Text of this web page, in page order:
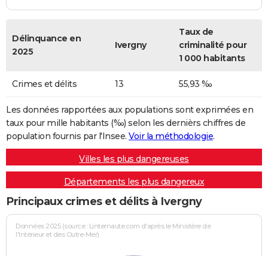
Délinquance en
2025
Ivergny
Taux de
criminalité pour
1 000 habitants
Crimes et délits 13 55,93 ‰
Les données rapportées aux populations sont exprimées en
taux pour mille habitants (‰) selon les dernièrs chiffres de
population fournis par l'Insee. Voir la méthodologie.
Villes les plus dangereuses
Départements les plus dangereux
Principaux crimes et délits à Ivergny
Données 2025 (source : Linternaute.com d'après le Ministère de
l'Intérieur et des Outre-Mer)